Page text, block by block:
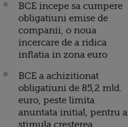
BCE incepe sa cumpere
obligatiuni emise de
companii, o noua
incercare de a ridica
inflatia in zona euro
BCE a achizitionat
obligatiuni de 85,2 mld.
euro, peste limita
anuntata initial, pentru a
stimula cresterea